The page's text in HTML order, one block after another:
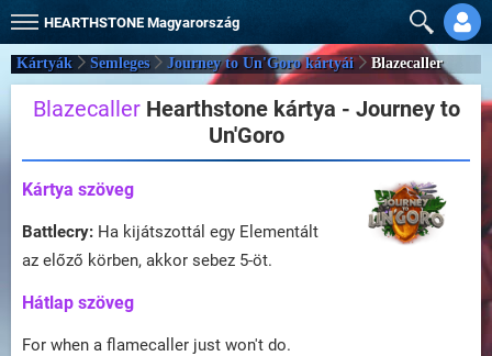
HEARTHSTONE Magyarország
Kártyák Semleges Journey to Un'Goro kártyái Blazecaller
BlazecallerHearthstone kártya - Journey to
Un'Goro
Kártya szöveg
Battlecry: Ha kijátszottál egy Elementált
az előző körben, akkor sebez 5-öt.
Hátlap szöveg
For when a flamecaller just won't do.